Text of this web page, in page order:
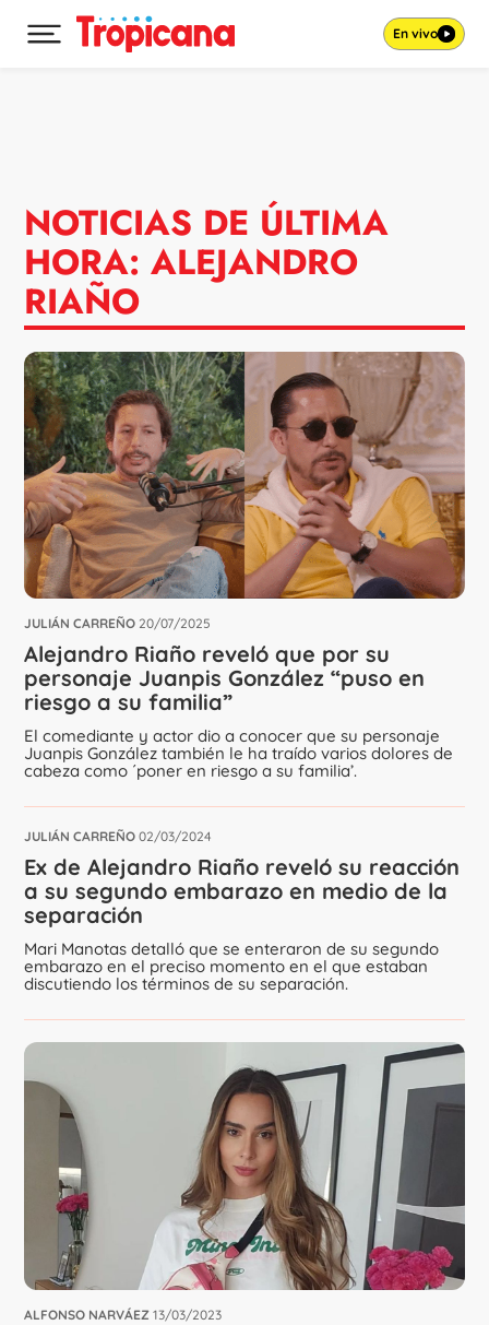
Desplegar menú principal En vivo
NOTICIAS DE ÚLTIMA
HORA: ALEJANDRO
RIAÑO
JULIÁN CARREÑO 20/07/2025
Alejandro Riaño reveló que por su
personaje Juanpis González “puso en
riesgo a su familia”
El comediante y actor dio a conocer que su personaje
Juanpis González también le ha traído varios dolores de
cabeza como ´poner en riesgo a su familia’.
JULIÁN CARREÑO 02/03/2024
Ex de Alejandro Riaño reveló su reacción
a su segundo embarazo en medio de la
separación
Mari Manotas detalló que se enteraron de su segundo
embarazo en el preciso momento en el que estaban
discutiendo los términos de su separación.
ALFONSO NARVÁEZ 13/03/2023